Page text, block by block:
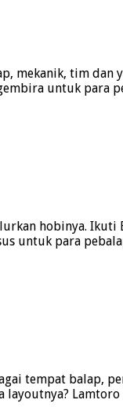
mekanik, tim dan
untuk para
hobinya. Ikuti
untuk para
tempat balap,
layoutnya?